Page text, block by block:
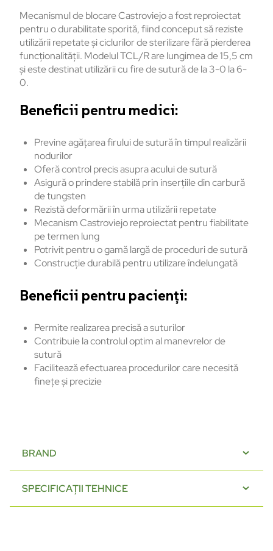
Mecanismul de blocare Castroviejo a fost reproiectat
pentru o durabilitate sporită, fiind conceput să reziste
utilizării repetate și ciclurilor de sterilizare fără pierderea
funcționalității. Modelul TCL/R are lungimea de 15,5 cm
și este destinat utilizării cu fire de sutură de la 3-0 la 6-
0.
Beneficii pentru medici:
Previne agățarea firului de sutură în timpul realizării
nodurilor
Oferă control precis asupra acului de sutură
Asigură o prindere stabilă prin inserțiile din carbură
de tungsten
Rezistă deformării în urma utilizării repetate
Mecanism Castroviejo reproiectat pentru fiabilitate
pe termen lung
Potrivit pentru o gamă largă de proceduri de sutură
Construcție durabilă pentru utilizare îndelungată
Beneficii pentru pacienți:
Permite realizarea precisă a suturilor
Contribuie la controlul optim al manevrelor de
sutură
Facilitează efectuarea procedurilor care necesită
finețe și precizie
BRAND
SPECIFICAȚII TEHNICE